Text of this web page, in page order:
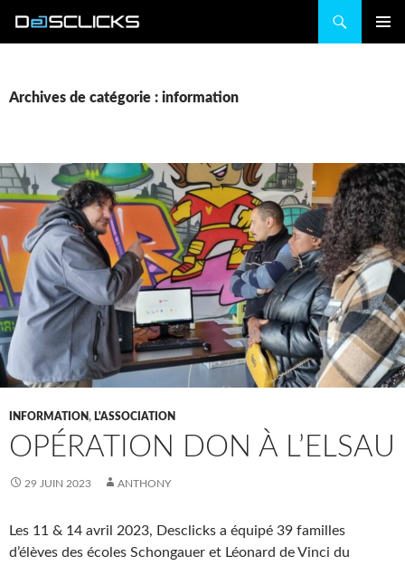
Archives de catégorie : information
INFORMATION, L'ASSOCIATION
OPÉRATION DON À L’ELSAU
29 JUIN 2023 ANTHONY
Les 11 & 14 avril 2023, Desclicks a équipé 39 familles
d’élèves des écoles Schongauer et Léonard de Vinci du